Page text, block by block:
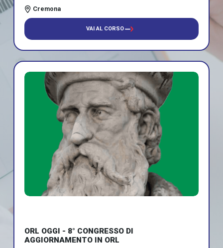
Cremona
VAI AL CORSO
ORL OGGI - 8° CONGRESSO DI
AGGIORNAMENTO IN ORL